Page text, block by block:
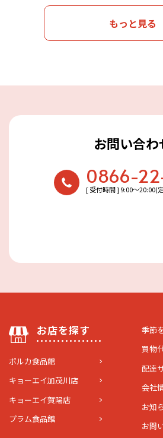
もっと見る
お問い合わ
0866-
[ 受付時間 ] 9:00〜20:00(
お店を探す
ポルカ食品館
キョーエイ加茂川店
キョーエイ賀陽店
プラム食品館
季節
買物
配達
会社
お知
お問